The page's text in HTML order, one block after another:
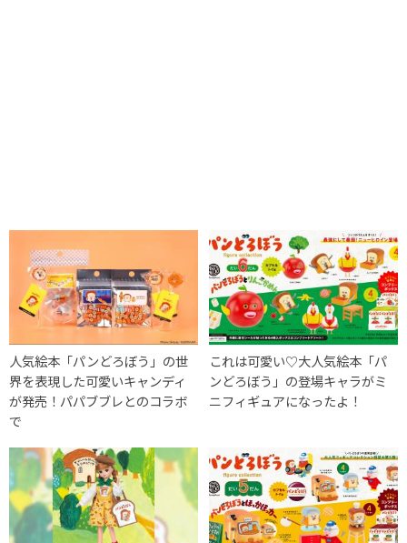
人気絵本「パンどろぼう」の世
界を表現した可愛いキャンディ
が発売！パパブブレとのコラボ
で
これは可愛い♡大人気絵本「パ
ンどろぼう」の登場キャラがミ
ニフィギュアになったよ！